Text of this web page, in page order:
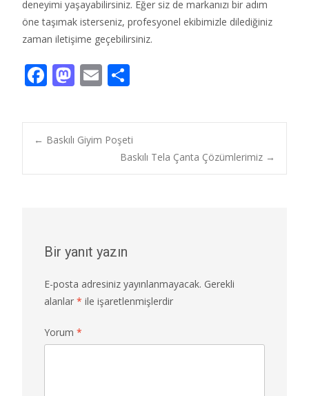
deneyimi yaşayabilirsiniz. Eğer siz de markanızı bir adım
öne taşımak isterseniz, profesyonel ekibimizle dilediğiniz
zaman iletişime geçebilirsiniz.
F
e
b
M
to
d
E
ai
l
ar
e
Post
← Baskılı Giyim Poşeti
Baskılı Tela Çanta Çözümlerimiz →
Bir yanıt yazın
E-posta adresiniz yayınlanmayacak. Gerekli
alanlar * ile işaretlenmişlerdir
Yorum *